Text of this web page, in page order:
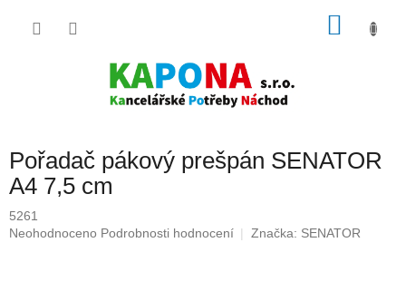
Pořadač pákový prešpán SENATOR
A4 7,5 cm
5261
Průměrné
Neohodnoceno Podrobnosti hodnocení Značka: SENATOR